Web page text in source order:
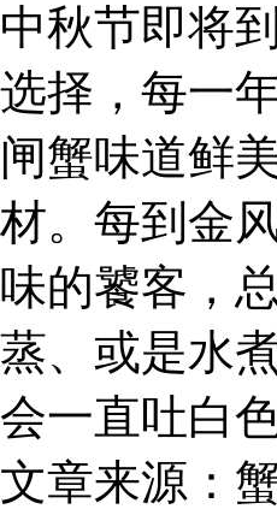
中秋节即将
选择，每一
闸蟹味道鲜
材。每到金
味的饕客，
蒸、或是水
会一直吐白
文章来源：